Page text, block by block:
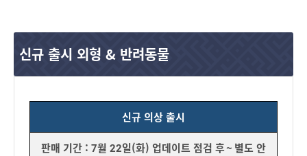
신규 출시 외형 & 반려동물
신규 의상 출시
판매 기간 : 7월 22일(화) 업데이트 점검 후 ~ 별도 안